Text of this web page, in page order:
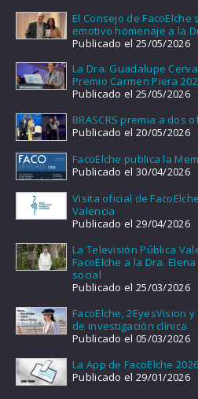
El Consejo de
emotivo homenaje a la
Publicado el 25/05/2026
La Dra. Guadalupe
Premio Carmen Piera
Publicado el 25/05/2026
BRASCRS premia a dos
Publicado el 20/05/2026
FacoElche publica la
Publicado el 30/04/2026
Visita oficial de
Valencia
Publicado el 29/04/2026
La Televisión Pública
FacoElche a la Dra.
social
Publicado el 25/03/2026
FacoElche, 2EyesVision
de investigación clínica
Publicado el 05/03/2026
La App de FacoElche 2026
Publicado el 29/01/2026